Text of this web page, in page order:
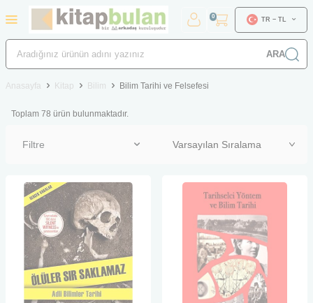
ARA
0 TR − TL
Anasayfa Kitap Bilim Bilim Tarihi ve Felsefesi
Toplam 78 ürün bulunmaktadır.
Filtre